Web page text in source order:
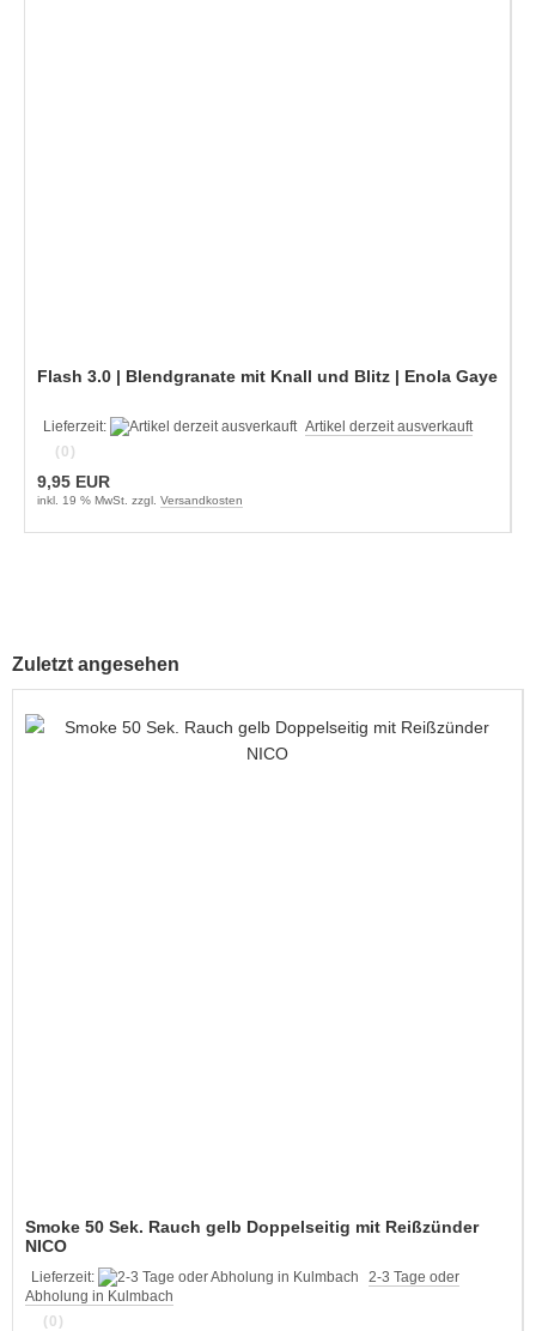
Flash 3.0 | Blendgranate mit Knall und Blitz | Enola Gaye
Lieferzeit:
Artikel derzeit ausverkauft
(0)
9,95 EUR
inkl. 19 % MwSt. zzgl. Versandkosten
Zuletzt angesehen
Smoke 50 Sek. Rauch gelb Doppelseitig mit Reißzünder
NICO
Lieferzeit:
2-3 Tage oder
Abholung in Kulmbach
(0)